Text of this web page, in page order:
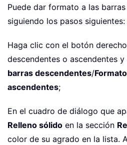
Puede dar formato a las
siguiendo los pasos siguientes:
Haga clic con el botón
descendentes o ascendentes
barras descendentes/
ascendentes;
En el cuadro de diálogo que
Relleno sólido en la sección
color de su agrado en la lista.